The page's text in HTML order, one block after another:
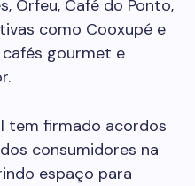
Orfeu, Café do Ponto,
como Cooxupé e
gourmet e
tem firmado acordos
consumidores na
espaço para